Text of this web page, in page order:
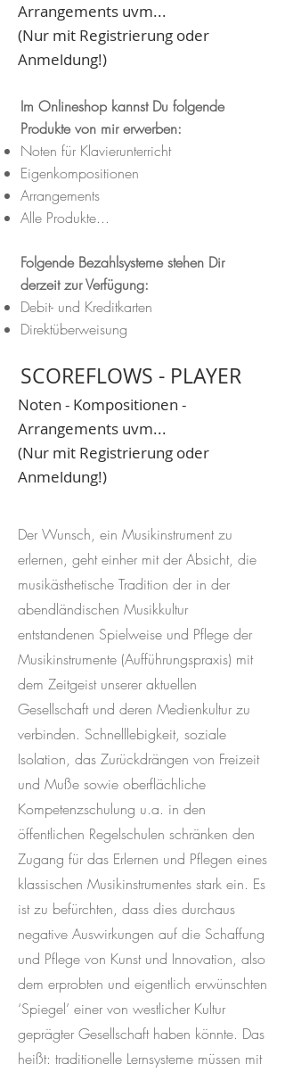
Arrangements uvm...
(Nur mit Registrierung oder
Anmeldung!)
Im Onlineshop kannst Du folgende
Produkte von mir erwerben:
Noten für Klavierunterricht
Eigenkompositionen
Arrangements
Alle Produkte...
Folgende Bezahlsysteme stehen Dir
derzeit zur Verfügung:
Debit- und Kreditkarten
Direktüberweisung
SCOREFLOWS - PLAYER
Noten - Kompositionen -
Arrangements uvm...
(Nur mit Registrierung oder
Anmeldung!)
Der Wunsch, ein Musikinstrument zu
erlernen, geht einher mit der Absicht, die
musikästhetische Tradition der in der
abendländischen Musikkultur
entstandenen Spielweise und Pflege der
Musikinstrumente (Aufführungspraxis) mit
dem Zeitgeist unserer aktuellen
Gesellschaft und deren Medienkultur zu
verbinden. Schnelllebigkeit, soziale
Isolation, das Zurückdrängen von Freizeit
und Muße sowie oberflächliche
Kompetenzschulung u.a. in den
öffentlichen Regelschulen schränken den
Zugang für das Erlernen und Pflegen eines
klassischen Musikinstrumentes stark ein. Es
ist zu befürchten, dass dies durchaus
negative Auswirkungen auf die Schaffung
und Pflege von Kunst und Innovation, also
dem erprobten und eigentlich erwünschten
‘Spiegel’ einer von westlicher Kultur
geprägter Gesellschaft haben könnte. Das
heißt: traditionelle Lernsysteme müssen mit